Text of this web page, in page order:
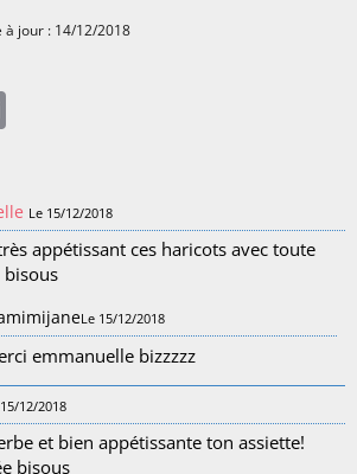
à jour : 14/12/2018
Le 15/12/2018
appétissant ces haricots avec toute
bisous
Le 15/12/2018
emmanuelle bizzzzz
12/2018
et bien appétissante ton assiette!
bisous